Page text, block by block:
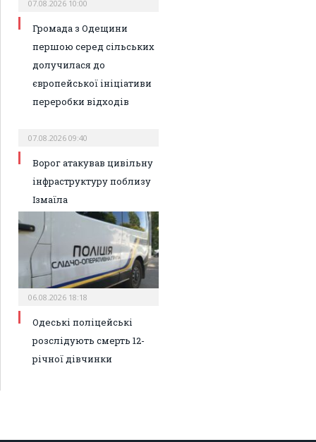
07.08.2026 10:00
Громада з Одещини
першою серед сільських
долучилася до
європейської ініціативи
переробки відходів
07.08.2026 09:40
Ворог атакував цивільну
інфраструктуру поблизу
Ізмаїла
06.08.2026 18:18
Одеські поліцейські
розслідують смерть 12-
річної дівчинки